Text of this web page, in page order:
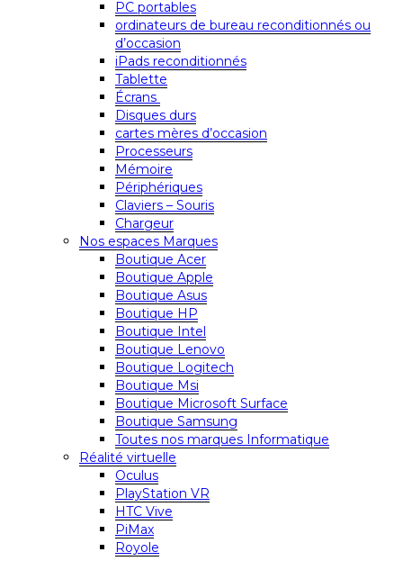
PC portables
ordinateurs de bureau reconditionnés ou
d’occasion
iPads reconditionnés
Tablette
Écrans
Disques durs
cartes mères d’occasion
Processeurs
Mémoire
Périphériques
Claviers – Souris
Chargeur
Nos espaces Marques
Boutique Acer
Boutique Apple
Boutique Asus
Boutique HP
Boutique Intel
Boutique Lenovo
Boutique Logitech
Boutique Msi
Boutique Microsoft Surface
Boutique Samsung
Toutes nos marques Informatique
Réalité virtuelle
Oculus
PlayStation VR
HTC Vive
PiMax
Royole